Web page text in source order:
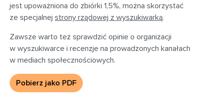
jest upoważniona do zbiórki 1,5%, można skorzystać
ze specjalnej strony rządowej z wyszukiwarką.
Zawsze warto też sprawdzić opinie o organizacji
w wyszukiwarce i recenzje na prowadzonych kanałach
w mediach społecznościowych.
Pobierz jako PDF